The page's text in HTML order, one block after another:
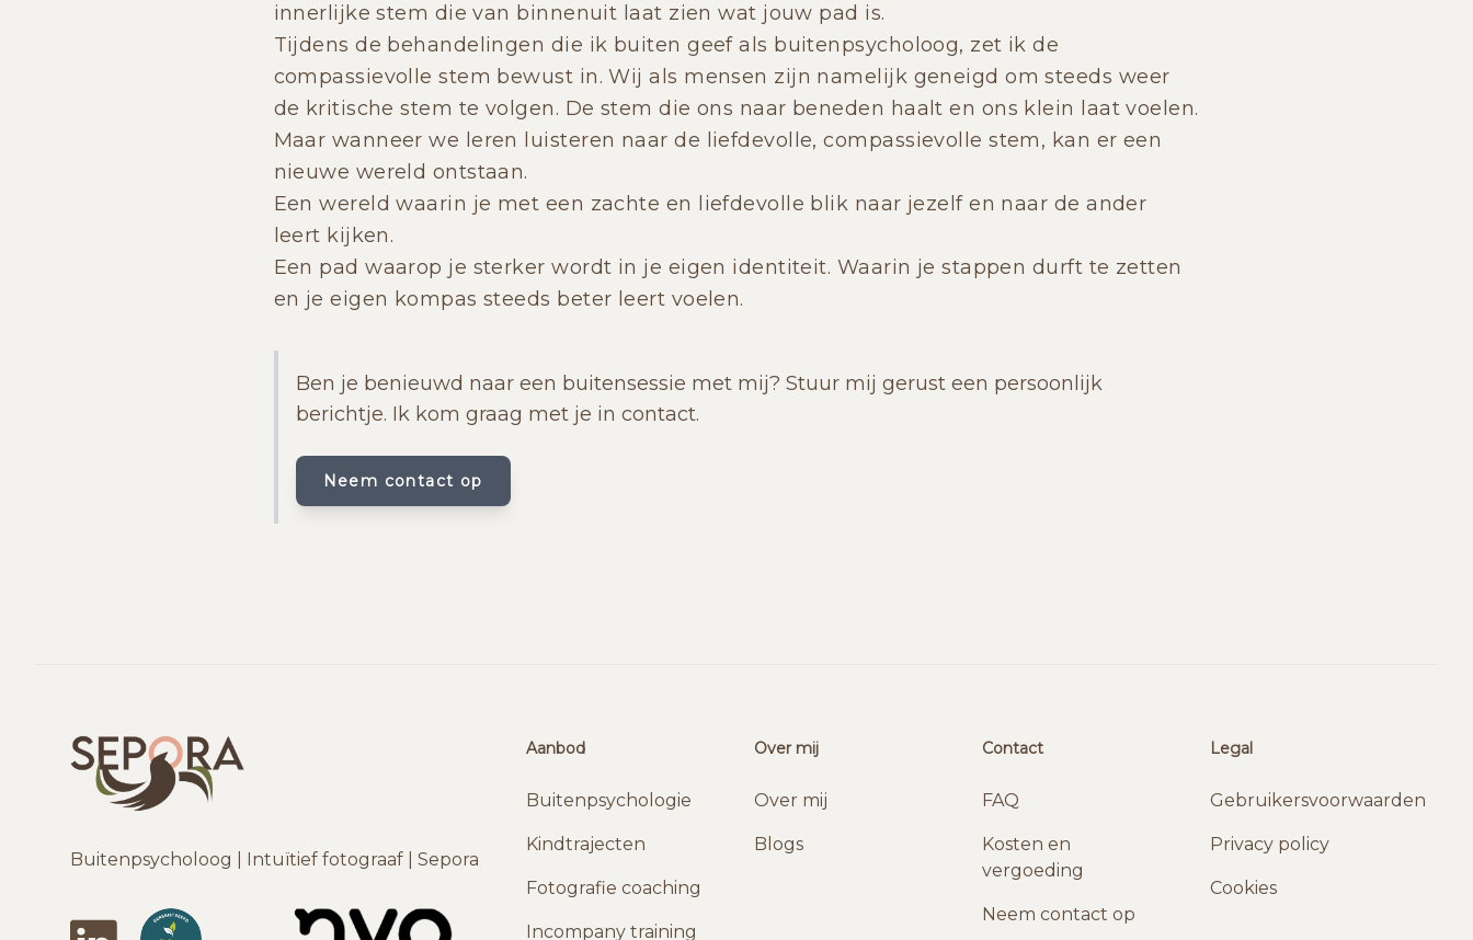
innerlijke stem die van binnenuit laat zien wat jouw pad is.
Tijdens de behandelingen die ik buiten geef als buitenpsycholoog, zet ik de
compassievolle stem bewust in. Wij als mensen zijn namelijk geneigd om steeds weer
de kritische stem te volgen. De stem die ons naar beneden haalt en ons klein laat voelen.
Maar wanneer we leren luisteren naar de liefdevolle, compassievolle stem, kan er een
nieuwe wereld ontstaan.
Een wereld waarin je met een zachte en liefdevolle blik naar jezelf en naar de ander
leert kijken.
Een pad waarop je sterker wordt in je eigen identiteit. Waarin je stappen durft te zetten
en je eigen kompas steeds beter leert voelen.
Ben je benieuwd naar een buitensessie met mij? Stuur mij gerust een persoonlijk
berichtje. Ik kom graag met je in contact.
Neem contact op
Buitenpsycholoog | Intuïtief fotograaf | Sepora
LinkedInDeBuitenpsychologen
Aanbod
Buitenpsychologie
Kindtrajecten
Fotografie coaching
Incompany training
Over mij
Over mij
Blogs
Contact
FAQ
Kosten en
vergoeding
Neem contact op
Legal
Gebruikersvoorwaarden
Privacy policy
Cookies